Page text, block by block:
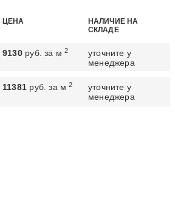
ЦЕНА
9130руб. за м2
НАЛИЧИЕ НА
СКЛАДЕ
уточните у
менеджера
11381 руб. за м2
уточните у
менеджера